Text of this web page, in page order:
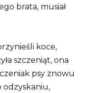
brata, musiał
koce,
szczeniąt, ona
psy znowu
odzyskaniu,